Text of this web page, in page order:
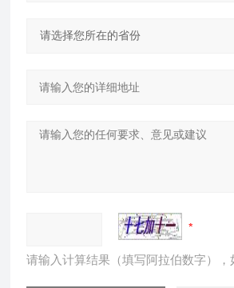
请输入计算结果（填写阿拉伯数字），